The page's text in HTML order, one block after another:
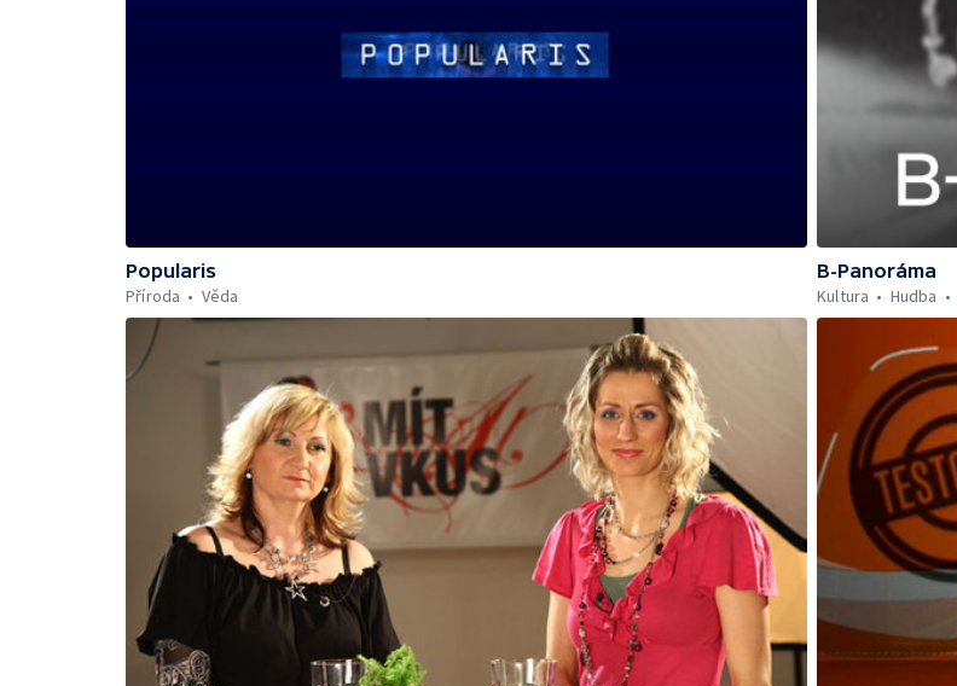
Popularis
Příroda
Věda
B-Panoráma
Kultura
Hudba